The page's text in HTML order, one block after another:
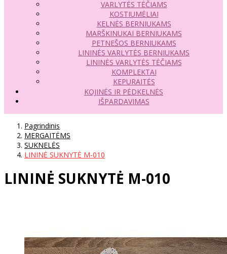
VARLYTĖS TĖČIAMS
KOSTIUMĖLIAI
KELNĖS BERNIUKAMS
MARŠKINUKAI BERNIUKAMS
PETNEŠOS BERNIUKAMS
LININĖS VARLYTĖS BERNIUKAMS
LININĖS VARLYTĖS TĖČIAMS
KOMPLEKTAI
KEPURAITĖS
KOJINĖS IR PĖDKELNĖS
IŠPARDAVIMAS
Pagrindinis
MERGAITĖMS
SUKNELĖS
LININĖ SUKNYTĖ M-010
LININĖ SUKNYTĖ M-010